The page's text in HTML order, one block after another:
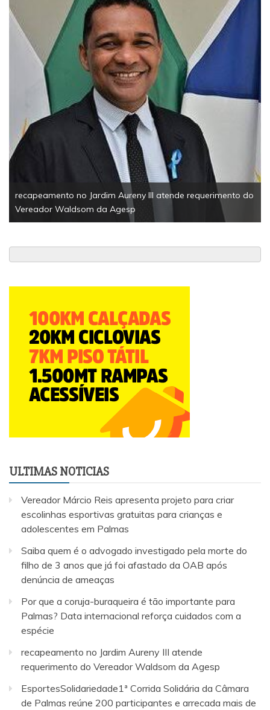
recapeamento no Jardim Aureny III atende requerimento do
Vereador Waldsom da Agesp
ULTIMAS NOTICIAS
Vereador Márcio Reis apresenta projeto para criar
escolinhas esportivas gratuitas para crianças e
adolescentes em Palmas
Saiba quem é o advogado investigado pela morte do
filho de 3 anos que já foi afastado da OAB após
denúncia de ameaças
Por que a coruja-buraqueira é tão importante para
Palmas? Data internacional reforça cuidados com a
espécie
recapeamento no Jardim Aureny III atende
requerimento do Vereador Waldsom da Agesp
EsportesSolidariedade1ª Corrida Solidária da Câmara
de Palmas reúne 200 participantes e arrecada mais de